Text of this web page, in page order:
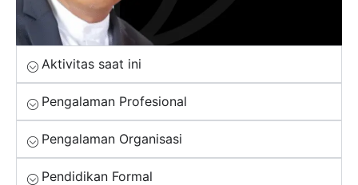
Aktivitas saat ini
Pengalaman Profesional
Pengalaman Organisasi
Pendidikan Formal